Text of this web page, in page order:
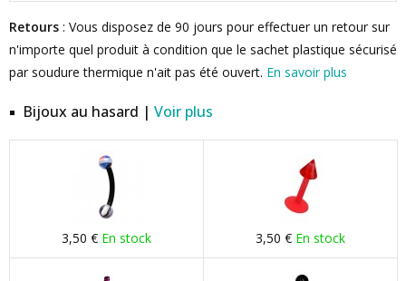
Retours : Vous disposez de 90 jours pour effectuer un retour sur
n'importe quel produit à condition que le sachet plastique sécurisé
par soudure thermique n'ait pas été ouvert. En savoir plus
Bijoux au hasard | Voir plus
3,50 € En stock 3,50 € En stock